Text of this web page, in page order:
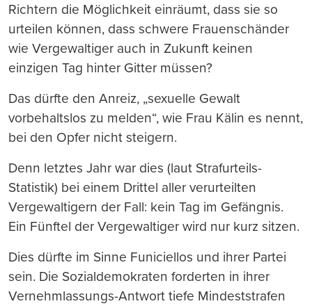
Richtern die Möglichkeit einräumt, dass sie so
urteilen können, dass schwere Frauenschänder
wie Vergewaltiger auch in Zukunft keinen
einzigen Tag hinter Gitter müssen?
Das dürfte den Anreiz, „sexuelle Gewalt
vorbehaltslos zu melden“, wie Frau Kälin es nennt,
bei den Opfer nicht steigern.
Denn letztes Jahr war dies (laut Strafurteils-
Statistik) bei einem Drittel aller verurteilten
Vergewaltigern der Fall: kein Tag im Gefängnis.
Ein Fünftel der Vergewaltiger wird nur kurz sitzen.
Dies dürfte im Sinne Funiciellos und ihrer Partei
sein. Die Sozialdemokraten forderten in ihrer
Vernehmlassungs-Antwort tiefe Mindeststrafen